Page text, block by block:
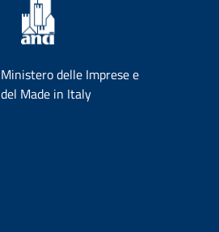
Ministero delle Imprese e
del Made in Italy